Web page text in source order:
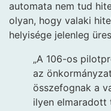
automata nem tud
olyan, hogy valaki
helyisége jelenleg
„A 106-os
az
összefognak a
ilyen elmaradott